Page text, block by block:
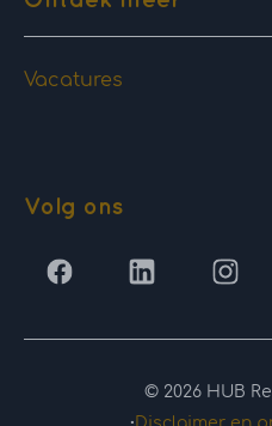
Vacatures
Volg ons
© 2026 HUB